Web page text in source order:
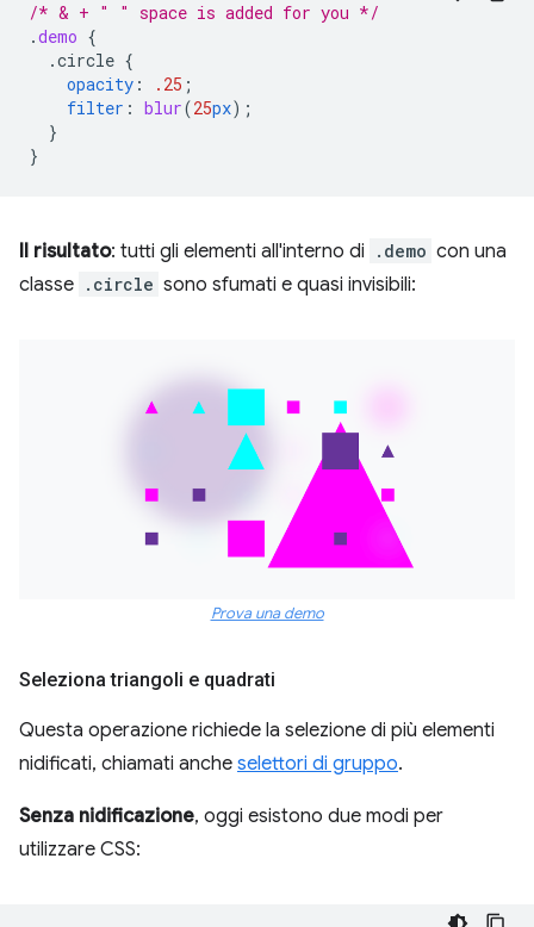
/* & + " " space is added for you */
.demo {
.circle {
opacity : .25 ;
filter : blur(25px);
}
}
Il risultato: tutti gli elementi all'interno di .demo con una
classe .circle sono sfumati e quasi invisibili:
Prova una demo
Seleziona triangoli e quadrati
Questa operazione richiede la selezione di più elementi
nidificati, chiamati anche selettori di gruppo.
Senza nidificazione, oggi esistono due modi per
utilizzare CSS: